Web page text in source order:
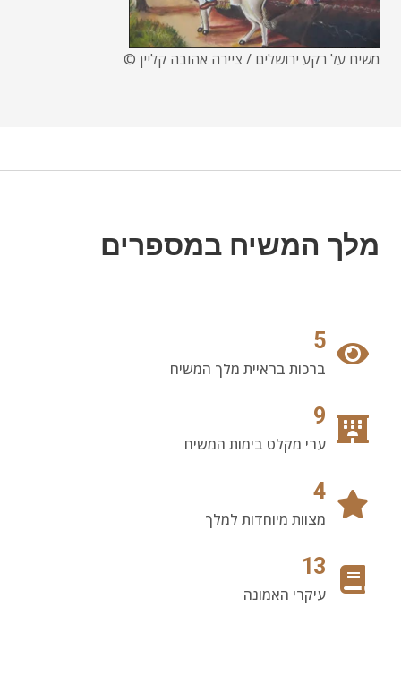
משיח על רקע ירושלים / ציירה אהובה קליין ©
מלך המשיח במספרים
5
ברכות בראיית מלך המשיח
9
ערי מקלט בימות המשיח
4
מצוות מיוחדות למלך
13
עיקרי האמונה